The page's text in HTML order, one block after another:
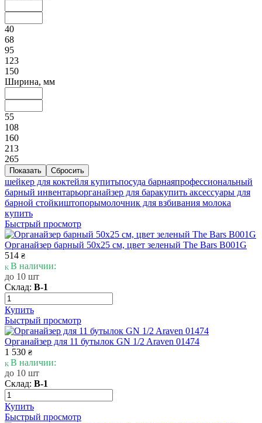
40
68
95
123
150
Ширина, мм
55
108
160
213
265
шейкер для коктейля купитьпосуда барнаяпрофессиональный
барный инвентарьорганайзер для баракупить аксессуары для
барной стойкиштопорымолочник для взбивания молока
купить
Быстрый просмотр
Органайзер барный 50x25 см, цвет зеленый The Bars B001G
514 ₴
В наличии:
до 10 шт
Склад: В-1
Купить
Быстрый просмотр
Органайзер для 11 бутылок GN 1/2 Araven 01474
1 530 ₴
В наличии:
до 10 шт
Склад: В-1
Купить
Быстрый просмотр